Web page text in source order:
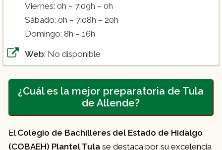
Viernes: 0h – 7:09h – 0h
Sábado: 0h – 7:08h – 20h
Domingo: 8h – 16h
Web: No disponible
¿Cuál es la mejor preparatoria de Tula
de Allende?
El Colegio de Bachilleres del Estado de Hidalgo
(COBAEH) Plantel Tula se destaca por su excelencia